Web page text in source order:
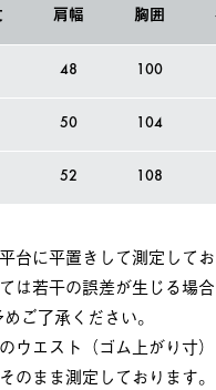
肩幅 胸囲
48 100
50 104
52 108
台に平置きして測定してお
は若干の誤差が⽣じる場
ご了承ください。
ウエスト（ゴム上がり寸
のまま測定しております。